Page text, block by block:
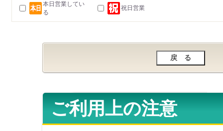
本日営業してい
る
祝日営業
ご利用上の注意